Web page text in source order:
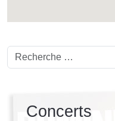
Rechercher
Concerts